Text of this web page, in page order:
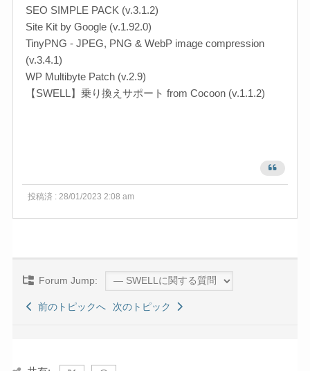
SEO SIMPLE PACK (v.3.1.2)
Site Kit by Google (v.1.92.0)
TinyPNG - JPEG, PNG & WebP image compression
(v.3.4.1)
WP Multibyte Patch (v.2.9)
【SWELL】乗り換えサポート from Cocoon (v.1.1.2)
投稿済 : 28/01/2023 2:08 am
Forum Jump:
前のトピックへ 次のトピック